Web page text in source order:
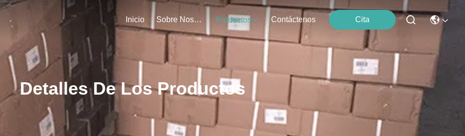
Inicio Sobre Nosotros Productos Contáctenos Cita
Detalles De Los Productos